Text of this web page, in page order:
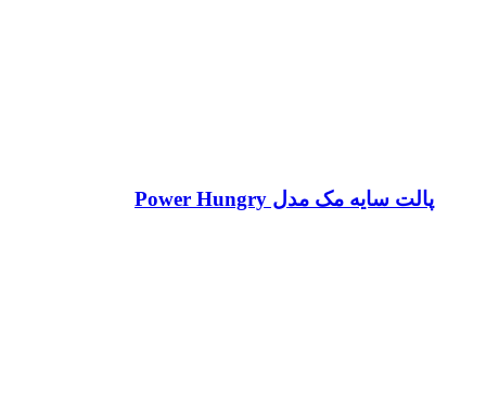
پالت سایه مک مدل Power Hungry